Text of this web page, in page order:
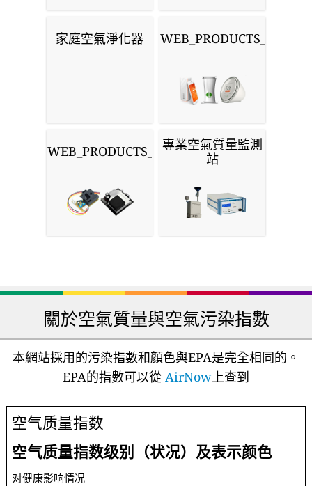
家庭空氣淨化器
WEB_PRODUCTS_SENSORS專業空氣質量監測
站
關於空氣質量與空氣污染指數
本網站採用的污染指數和顏色與EPA是完全相同的。
EPA的指數可以從 AirNow上查到
空气质量指数
空气质量指数级别（状况）及表示颜色
对健康影响情况